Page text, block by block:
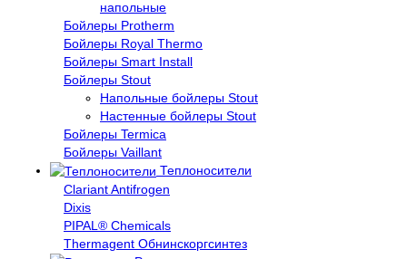
напольные
Бойлеры Protherm
Бойлеры Royal Thermo
Бойлеры Smart Install
Бойлеры Stout
Напольные бойлеры Stout
Настенные бойлеры Stout
Бойлеры Termica
Бойлеры Vaillant
Теплоносители
Clariant Antifrogen
Dixis
PIPAL® Chemicals
Thermagent Обнинскоргсинтез